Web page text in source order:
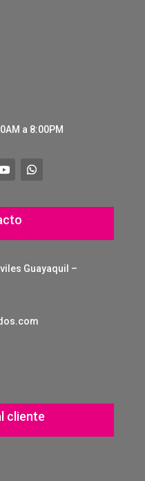
a 8:00PM
Guayaquil –
cliente